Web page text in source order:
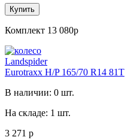
Купить
Комплект 13 080р
Landspider
Eurotraxx H/P 165/70 R14 81T
В наличии: 0 шт.
На складе: 1 шт.
3 271 р